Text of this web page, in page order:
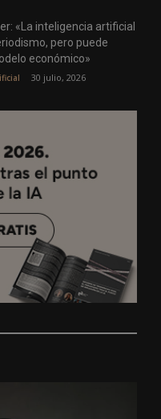
«La inteligencia artificial
pero puede
económico»
30 julio, 2026